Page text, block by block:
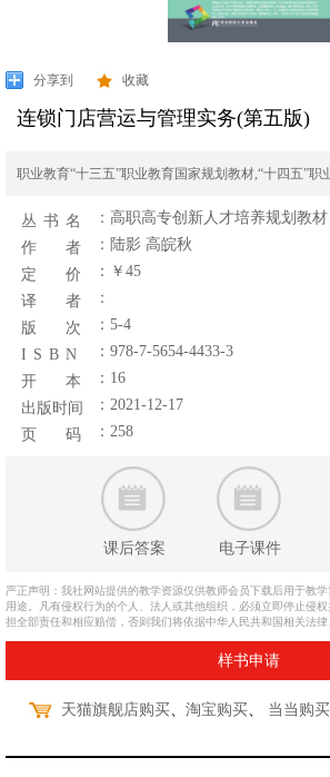
分享到 收藏
连锁门店营运与管理实务(第五版)
职业教育“十三五”职业教育国家规划教材,“十四五”
丛 书 名 ： 高职高专创新人才培养规划教材
作 者
：陆影 高皖秋
定 价
：￥45
译 者
：
版 次
：5-4
I S B N
：978-7-5654-4433-3
开 本
：16
出版时间
：2021-12-17
页 码
：258
课后答案 电子课件
严正声明：我社网站提供的教学资源仅供教师会员下载后用于教
用途。凡有侵权行为的个人、法人或其他组织，必须立即停止侵
担全部责任和相应赔偿，否则我们将依据中华人民共和国相关法律
样书申请
天猫旗舰店购买 淘宝购买 当当购买